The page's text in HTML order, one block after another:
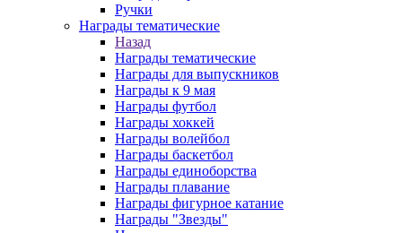
Ручки
Награды тематические
Назад
Награды тематические
Награды для выпускников
Награды к 9 мая
Награды футбол
Награды хоккей
Награды волейбол
Награды баскетбол
Награды единоборства
Награды плавание
Награды фигурное катание
Награды "Звезды"